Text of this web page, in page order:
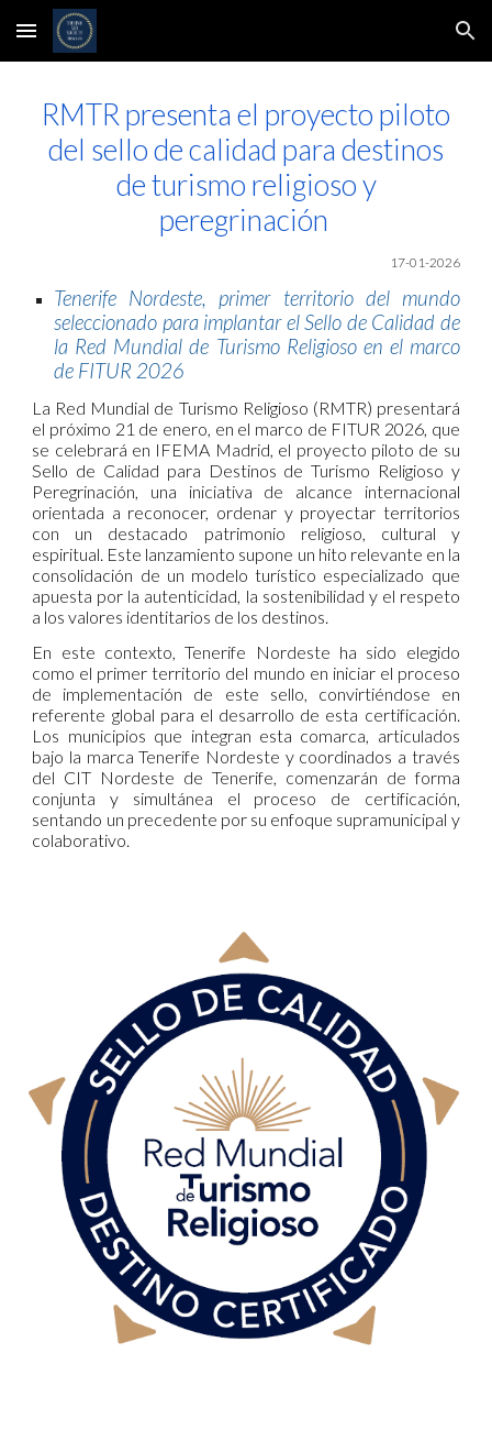
Skip to main content Skip to navigation
RMTR presenta el proyecto piloto
del sello de calidad para destinos
de turismo religioso y
peregrinación
17-01-2026
Tenerife Nordeste, primer territorio del mundo
seleccionado para implantar el Sello de Calidad de
la Red Mundial de Turismo Religioso en el marco
de FITUR 2026
La Red Mundial de Turismo Religioso (RMTR) presentará
el próximo 21 de enero, en el marco de FITUR 2026, que
se celebrará en IFEMA Madrid, el proyecto piloto de su
Sello de Calidad para Destinos de Turismo Religioso y
Peregrinación, una iniciativa de alcance internacional
orientada a reconocer, ordenar y proyectar territorios
con un destacado patrimonio religioso, cultural y
espiritual. Este lanzamiento supone un hito relevante en la
consolidación de un modelo turístico especializado que
apuesta por la autenticidad, la sostenibilidad y el respeto
a los valores identitarios de los destinos.
En este contexto, Tenerife Nordeste ha sido elegido
como el primer territorio del mundo en iniciar el proceso
de implementación de este sello, convirtiéndose en
referente global para el desarrollo de esta certificación.
Los municipios que integran esta comarca, articulados
bajo la marca Tenerife Nordeste y coordinados a través
del CIT Nordeste de Tenerife, comenzarán de forma
conjunta y simultánea el proceso de certificación,
sentando un precedente por su enfoque supramunicipal y
colaborativo.